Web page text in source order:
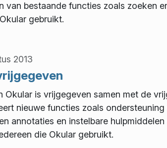
van bestaande functies zoals zoeken
gebruikt.
2013
Okular is vrijgegeven samen met de
nieuwe functies zoals
annotaties en instelbare
die Okular gebruikt.